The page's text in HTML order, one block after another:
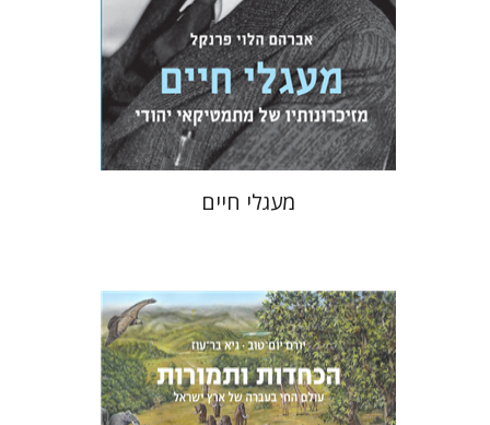
הנחת אתר ספר מודפס
$35
$32
מעגלי חיים
יורם יום-טוב גיא בר-עוז